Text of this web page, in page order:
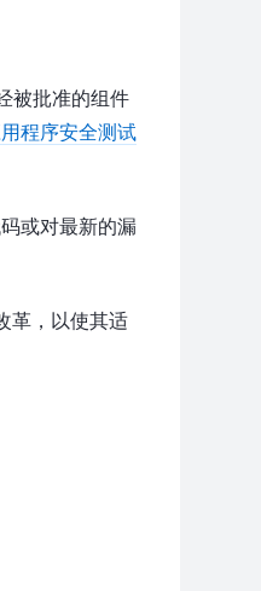
被批准的组件
程序安全测试
或对最新的漏
革，以使其适